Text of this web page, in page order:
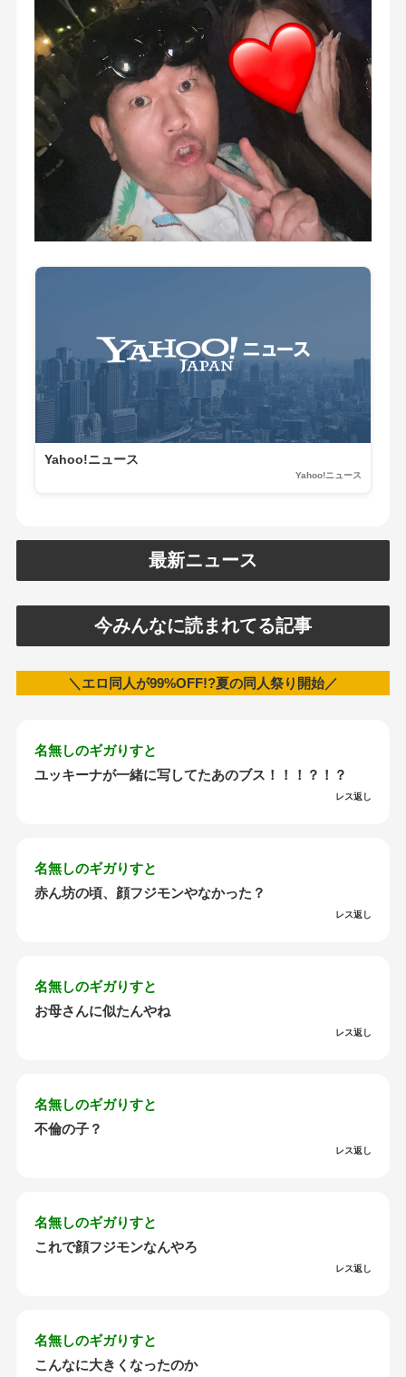
Yahoo!ニュース
Yahoo!ニュース
最新ニュース
今みんなに読まれてる記事
＼エロ同人が99%OFF!?夏の同人祭り開始／
名無しのギガりすと
ユッキーナが一緒に写してたあのブス！！！？！？
レス返し
名無しのギガりすと
赤ん坊の頃、顔フジモンやなかった？
レス返し
名無しのギガりすと
お母さんに似たんやね
レス返し
名無しのギガりすと
不倫の子？
レス返し
名無しのギガりすと
これで顔フジモンなんやろ
レス返し
名無しのギガりすと
こんなに大きくなったのか